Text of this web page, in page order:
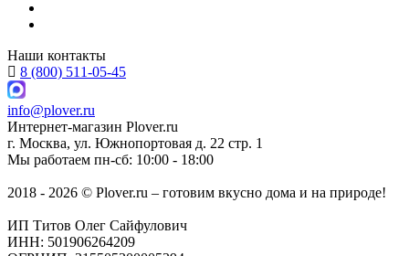
Наши контакты
8 (800) 511-05-45
info@plover.ru
Интернет-магазин Plover.ru
г. Москва, ул. Южнопортовая д. 22 стр. 1
Мы работаем пн-сб: 10:00 - 18:00
2018 - 2026 © Plover.ru – готовим вкусно дома и на природе!
ИП Титов Олег Сайфулович
ИНН: 501906264209